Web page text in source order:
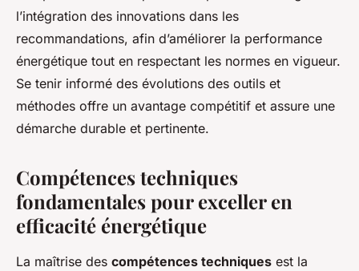
l’intégration des innovations dans les
recommandations, afin d’améliorer la performance
énergétique tout en respectant les normes en vigueur.
Se tenir informé des évolutions des outils et
méthodes offre un avantage compétitif et assure une
démarche durable et pertinente.
Compétences techniques
fondamentales pour exceller en
efficacité énergétique
La maîtrise des compétences techniques est la